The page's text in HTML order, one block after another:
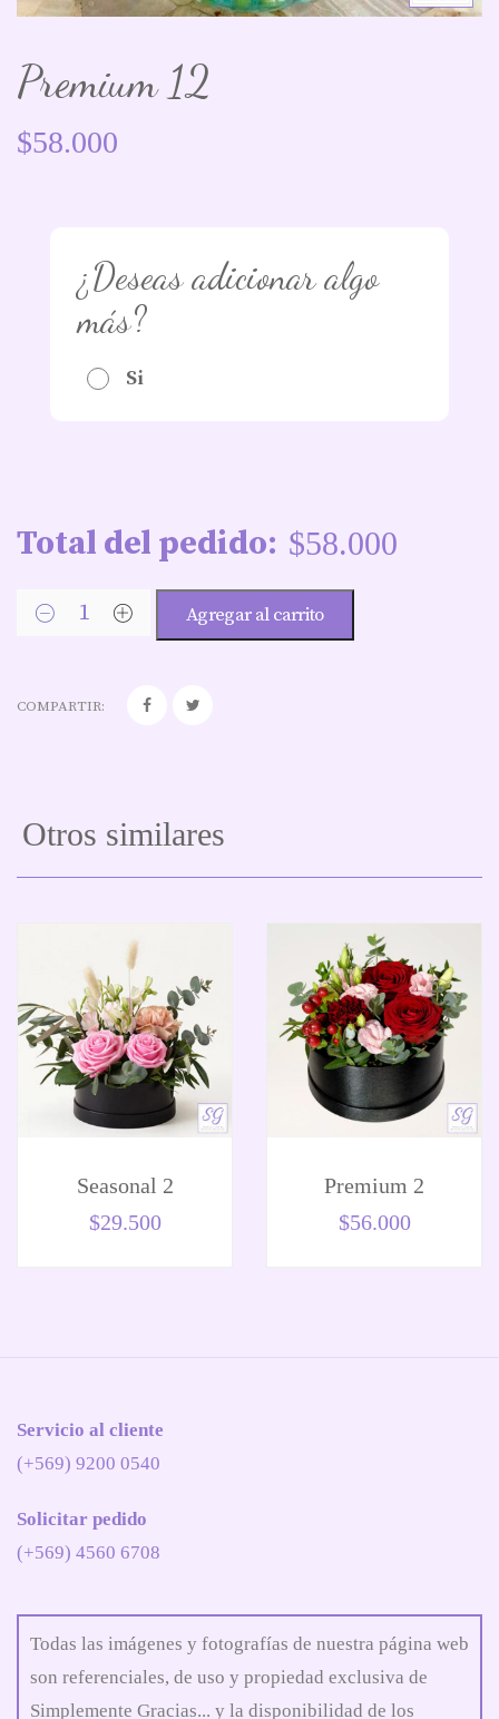
Premium 12
$58.000
¿Deseas adicionar algo
más?
Si
Total del pedido: $58.000
Agregar al carrito
COMPARTIR:
Otros similares
Seasonal 2
$29.500
Premium 2
$56.000
Servicio al cliente
(+569) 9200 0540
Solicitar pedido
(+569) 4560 6708
Todas las imágenes y fotografías de nuestra página web
son referenciales, de uso y propiedad exclusiva de
Simplemente Gracias... y la disponibilidad de los